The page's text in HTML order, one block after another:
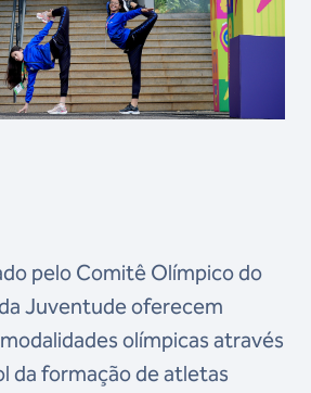
pelo Comitê Olímpico do
Juventude oferecem
olímpicas através
da formação de atletas